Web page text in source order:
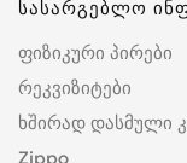
სასარგებლო
ფიზიკური პირები
რეკვიზიტები
ხშირად დასმული
Zippo